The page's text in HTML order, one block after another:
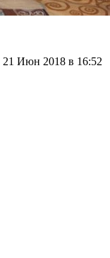
21 Июн 2018 в 16:52